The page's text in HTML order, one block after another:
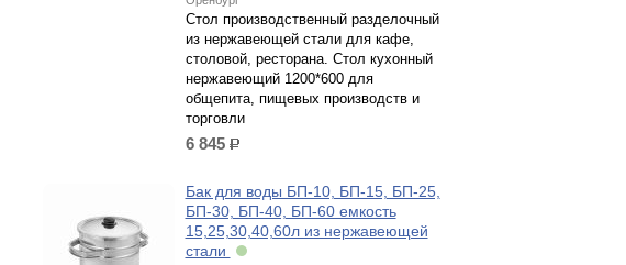
Стол производственный разделочный
из нержавеющей стали для кафе,
столовой, ресторана. Стол кухонный
нержавеющий 1200*600 для
общепита, пищевых производств и
торговли
6 845 р.
Бак для воды БП-10, БП-15, БП-25,
БП-30, БП-40, БП-60 емкость
15,25,30,40,60л из нержавеющей
стали